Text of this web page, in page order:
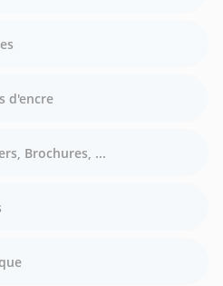
d'encre
Brochures, ...